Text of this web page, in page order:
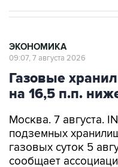
ЭКОНОМИКА
09:07, 7 августа 2026
Газовые
на 16,5 п.п.
Москва. 7 августа.
подземных
газовых суток 5
сообщает